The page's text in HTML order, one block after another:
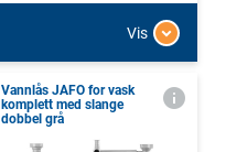
Vis
Vannlås JAFO for vask
komplett med slange
dobbel grå